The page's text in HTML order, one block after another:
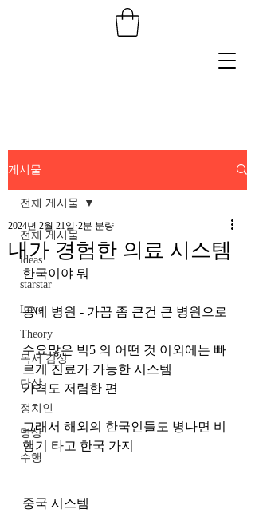
게시물
전체 게시물
ideas
starstar
Love
Theory
독서 감상
단상
정치인
명상
수행
전체 게시물
내가 경험한 의료 시스템
2024년 2월 21일 2분 분량
한국이야 뭐
동네 병원 - 가끔 좀 큰건 큰 병원으로
수요많은 빅5 의 어떤 것 이외에는 빠
르게 진료가 가능한 시스템
가격도 저렴한 편
그래서 해외의 한국인들도 병나면 비
행기 타고 한국 가지
중국 시스템